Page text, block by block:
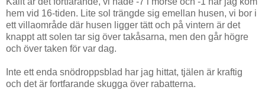
hem vid 16-tiden. Lite sol trängde sig emellan husen, vi bor i
ett villaområde där husen ligger tätt och på vintern är det
knappt att solen tar sig över takåsarna, men den går högre
och över taken för var dag.
Inte ett enda snödroppsblad har jag hittat, tjälen är kraftig
och det är fortfarande skugga över rabatterna.